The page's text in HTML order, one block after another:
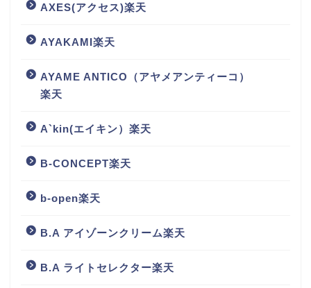
AXES(アクセス)楽天
AYAKAMI楽天
AYAME ANTICO（アヤメアンティーコ）
楽天
A`kin(エイキン）楽天
B-CONCEPT楽天
b-open楽天
B.A アイゾーンクリーム楽天
B.A ライトセレクター楽天